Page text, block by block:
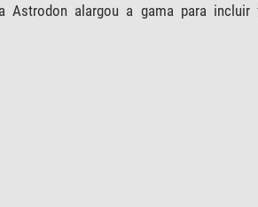
Astrodon alargou a gama para